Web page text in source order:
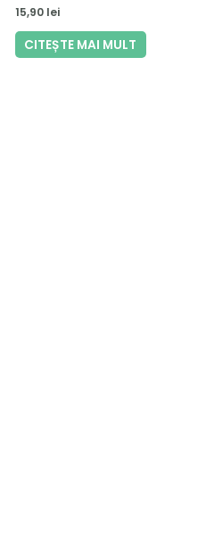
Evaluat
la
0
din
15,90 lei
CITEȘTE MAI MULT